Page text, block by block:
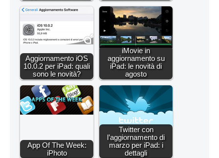
Aggiornamento iOS
10.0.2 per iPad: quali
sono le novità?
iMovie in
aggiornamento su
iPad: le novità di
agosto
App Of The Week:
iPhoto
Twitter con
l’aggiornamento di
marzo per iPad: i
dettagli